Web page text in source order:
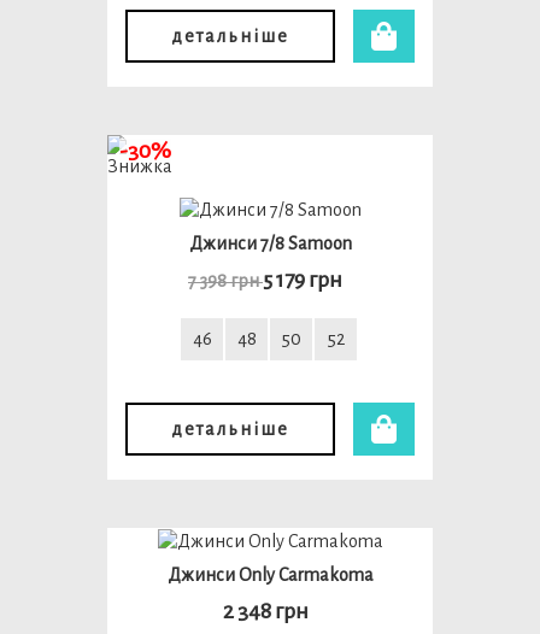
детальніше
Джинси 7/8 Samoon
7 398 грн 5 179 грн
46 48 50 52
детальніше
-30%
Джинси Only Carmakoma
2 348 грн